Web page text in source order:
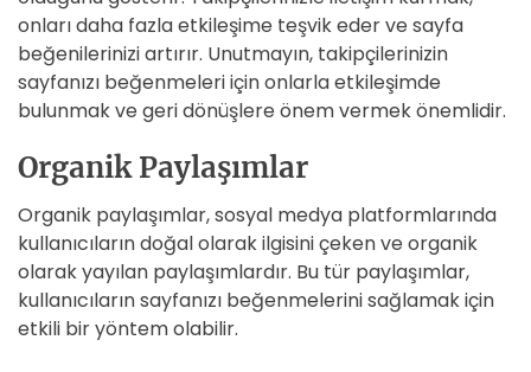
onları daha fazla etkileşime teşvik eder ve sayfa
beğenilerinizi artırır. Unutmayın, takipçilerinizin
sayfanızı beğenmeleri için onlarla etkileşimde
bulunmak ve geri dönüşlere önem vermek önemlidir.
Organik Paylaşımlar
Organik paylaşımlar, sosyal medya platformlarında
kullanıcıların doğal olarak ilgisini çeken ve organik
olarak yayılan paylaşımlardır. Bu tür paylaşımlar,
kullanıcıların sayfanızı beğenmelerini sağlamak için
etkili bir yöntem olabilir.